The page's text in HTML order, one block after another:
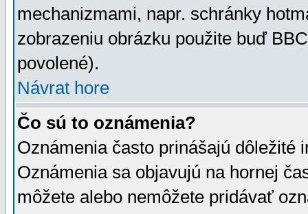
mechanizmami, napr. schránky
zobrazeniu obrázku použite buď
povolené).
Návrat hore
Čo sú to oznámenia?
Oznámenia často prinášajú dôležité
Oznámenia sa objavujú na hornej
môžete alebo nemôžete pridávať